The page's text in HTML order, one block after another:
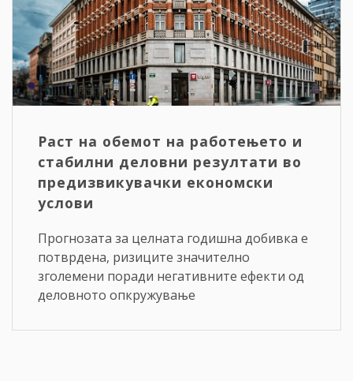
Раст на обемот на работењето и
стабилни деловни резултати во
предизвикувачки економски
услови
Прогнозата за целната годишна добивка е
потврдена, ризиците значително
зголемени поради негативните ефекти од
деловното опкружување